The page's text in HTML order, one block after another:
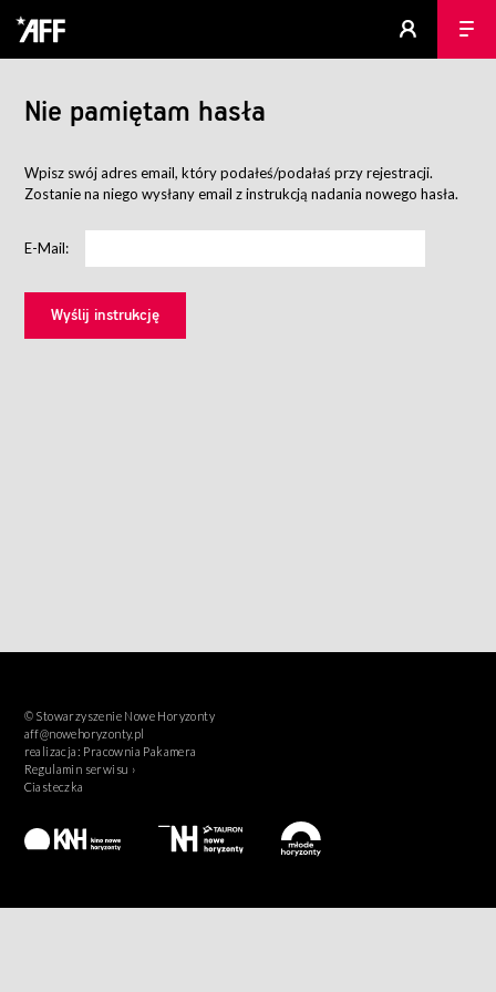
Nie pamiętam hasła
Wpisz swój adres email, który podałeś/podałaś przy rejestracji.
Zostanie na niego wysłany email z instrukcją nadania nowego hasła.
E-Mail:
© Stowarzyszenie Nowe Horyzonty
aff@nowehoryzonty.pl
realizacja: Pracownia Pakamera
Regulamin serwisu ›
Ciasteczka